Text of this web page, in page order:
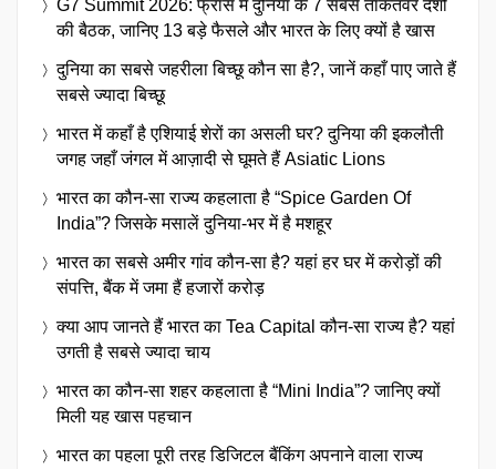
G7 Summit 2026: फ्रांस में दुनिया के 7 सबसे ताकतवर देशों
की बैठक, जानिए 13 बड़े फैसले और भारत के लिए क्यों है खास
दुनिया का सबसे जहरीला बिच्छू कौन सा है?, जानें कहाँ पाए जाते हैं
सबसे ज्यादा बिच्छू
भारत में कहाँ है एशियाई शेरों का असली घर? दुनिया की इकलौती
जगह जहाँ जंगल में आज़ादी से घूमते हैं Asiatic Lions
भारत का कौन-सा राज्य कहलाता है “Spice Garden Of
India”? जिसके मसालें दुनिया-भर में है मशहूर
भारत का सबसे अमीर गांव कौन-सा है? यहां हर घर में करोड़ों की
संपत्ति, बैंक में जमा हैं हजारों करोड़
क्या आप जानते हैं भारत का Tea Capital कौन-सा राज्य है? यहां
उगती है सबसे ज्यादा चाय
भारत का कौन-सा शहर कहलाता है “Mini India”? जानिए क्यों
मिली यह खास पहचान
भारत का पहला पूरी तरह डिजिटल बैंकिंग अपनाने वाला राज्य